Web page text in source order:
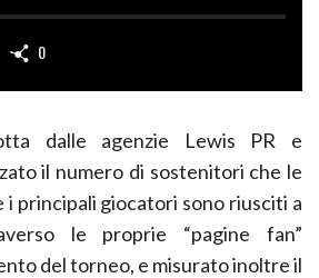
0
dalle agenzie Lewis PR e
il numero di sostenitori che le
i principali giocatori sono riusciti a
le proprie “pagine fan”
del torneo, e misurato inoltre il